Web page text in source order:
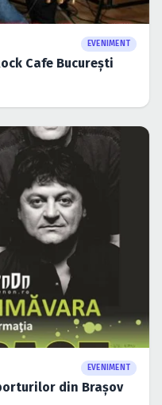
EVENIMENT
Cafe Bucureşti
EVENIMENT
din Braşov